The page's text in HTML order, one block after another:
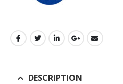
DESCRIPTION